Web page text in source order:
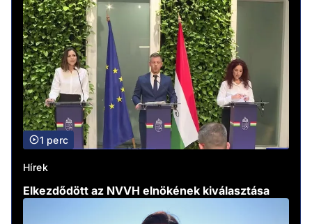
1 perc
Hírek
Elkezdődött az NVVH elnökének kiválasztása